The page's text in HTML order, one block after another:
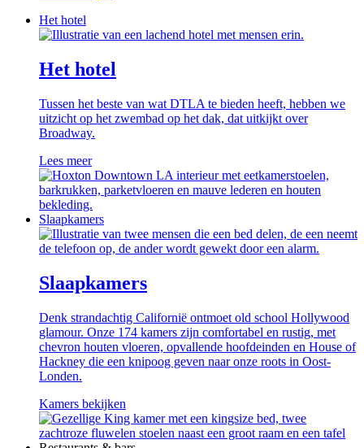
Het hotel
Het hotel
Tussen het beste van wat DTLA te bieden heeft, hebben we
uitzicht op het zwembad op het dak, dat uitkijkt over
Broadway.
Lees meer
Slaapkamers
Slaapkamers
Denk strandachtig Californië ontmoet old school Hollywood
glamour. Onze 174 kamers zijn comfortabel en rustig, met
chevron houten vloeren, opvallende hoofdeinden en House of
Hackney die een knipoog geven naar onze roots in Oost-
Londen.
Kamers bekijken